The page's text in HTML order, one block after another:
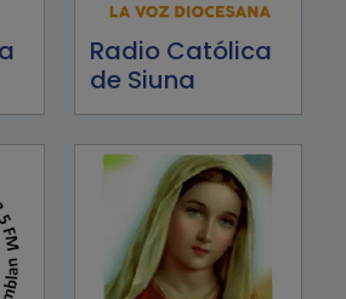
Radio Católica
de Siuna